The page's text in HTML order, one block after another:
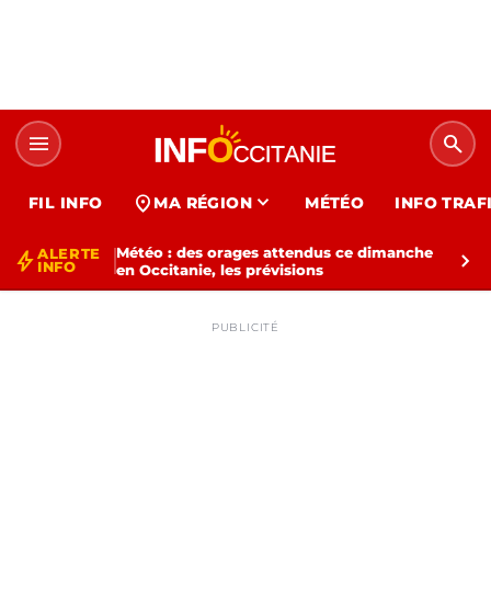
menu search
FIL INFO location_on MA RÉGION expand_more MÉTÉO INFO
bolt ALERTE
INFO
Météo : des orages attendus ce dimanche
en Occitanie, les prévisions
chevron_right
PUBLICITÉ